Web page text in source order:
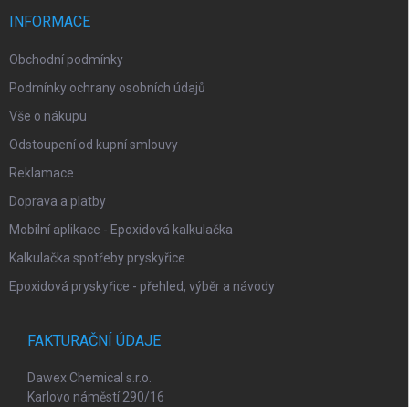
INFORMACE
Obchodní podmínky
Podmínky ochrany osobních údajů
Vše o nákupu
Odstoupení od kupní smlouvy
Reklamace
Doprava a platby
Mobilní aplikace - Epoxidová kalkulačka
Kalkulačka spotřeby pryskyřice
Epoxidová pryskyřice - přehled, výběr a návody
FAKTURAČNÍ ÚDAJE
Dawex Chemical s.r.o.
Karlovo náměstí 290/16